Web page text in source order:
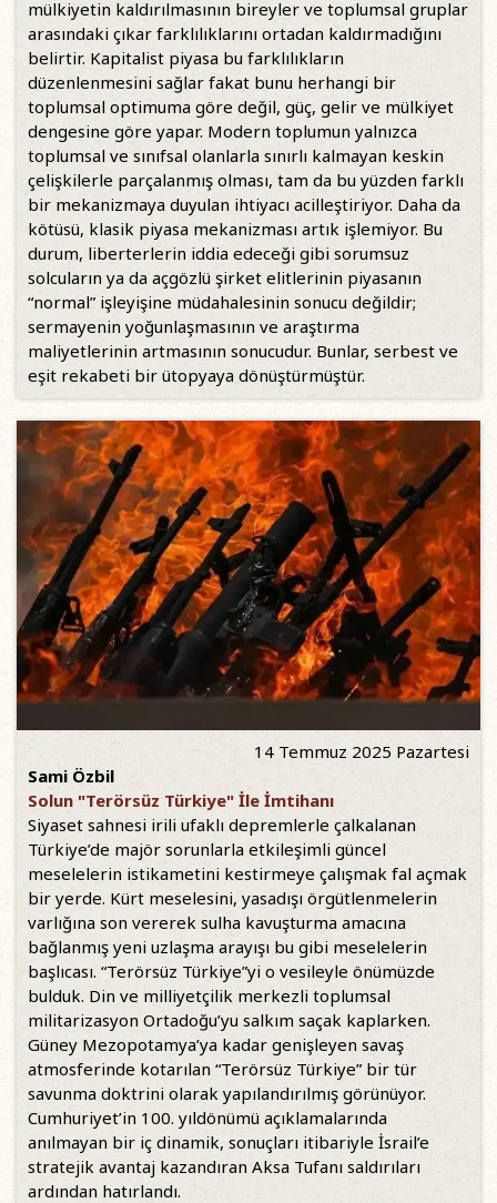
mülkiyetin kaldırılmasının bireyler ve toplumsal gruplar
arasındaki çıkar farklılıklarını ortadan kaldırmadığını
belirtir. Kapitalist piyasa bu farklılıkların
düzenlenmesini sağlar fakat bunu herhangi bir
toplumsal optimuma göre değil, güç, gelir ve mülkiyet
dengesine göre yapar. Modern toplumun yalnızca
toplumsal ve sınıfsal olanlarla sınırlı kalmayan keskin
çelişkilerle parçalanmış olması, tam da bu yüzden farklı
bir mekanizmaya duyulan ihtiyacı acilleştiriyor. Daha da
kötüsü, klasik piyasa mekanizması artık işlemiyor. Bu
durum, liberterlerin iddia edeceği gibi sorumsuz
solcuların ya da açgözlü şirket elitlerinin piyasanın
“normal” işleyişine müdahalesinin sonucu değildir;
sermayenin yoğunlaşmasının ve araştırma
maliyetlerinin artmasının sonucudur. Bunlar, serbest ve
eşit rekabeti bir ütopyaya dönüştürmüştür.
14 Temmuz 2025 Pazartesi
Sami Özbil
Solun "Terörsüz Türkiye" İle İmtihanı
Siyaset sahnesi irili ufaklı depremlerle çalkalanan
Türkiye’de majör sorunlarla etkileşimli güncel
meselelerin istikametini kestirmeye çalışmak fal açmak
bir yerde. Kürt meselesini, yasadışı örgütlenmelerin
varlığına son vererek sulha kavuşturma amacına
bağlanmış yeni uzlaşma arayışı bu gibi meselelerin
başlıcası. “Terörsüz Türkiye”yi o vesileyle önümüzde
bulduk. Din ve milliyetçilik merkezli toplumsal
militarizasyon Ortadoğu’yu salkım saçak kaplarken.
Güney Mezopotamya’ya kadar genişleyen savaş
atmosferinde kotarılan “Terörsüz Türkiye” bir tür
savunma doktrini olarak yapılandırılmış görünüyor.
Cumhuriyet’in 100. yıldönümü açıklamalarında
anılmayan bir iç dinamik, sonuçları itibariyle İsrail’e
stratejik avantaj kazandıran Aksa Tufanı saldırıları
ardından hatırlandı.